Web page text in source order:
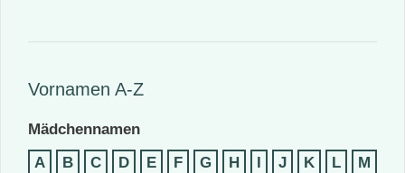
Vornamen A-Z
Mädchennamen
A
B C D E F G H I J K L M